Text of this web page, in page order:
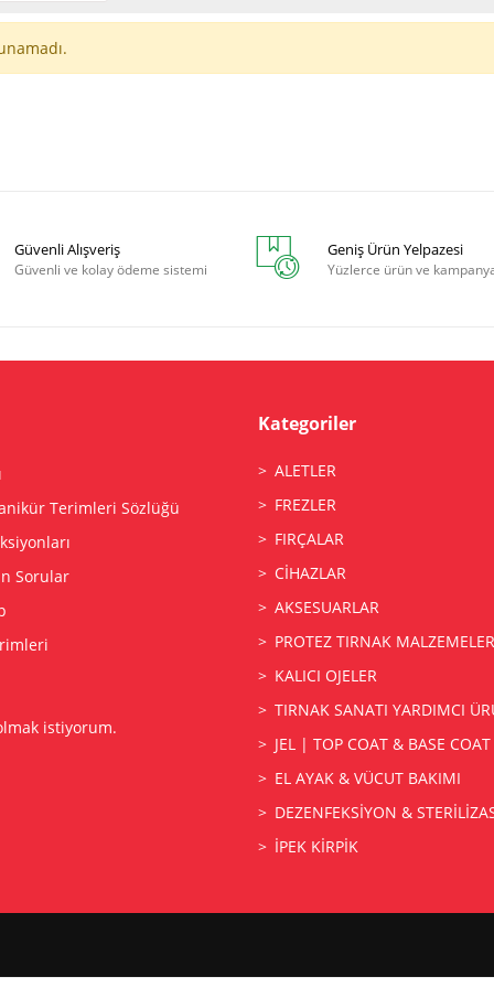
Güvenli Alışveriş
Güvenli ve kolay ödeme sistemi
Geniş Ürün Yelpazesi
Yüzlerce ürün ve
Terimleri Sözlüğü
Sorular
istiyorum.
Kategoriler
ALETLER
FREZLER
FIRÇALAR
CİHAZLAR
AKSESUARLAR
PROTEZ TIRNAK
KALICI OJELER
TIRNAK SANATI YARDIMCI
JEL | TOP COAT & BASE COAT
EL AYAK & VÜCUT BAKIMI
DEZENFEKSİYON &
İPEK KİRPİK